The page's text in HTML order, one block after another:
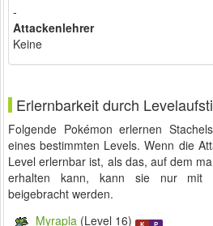
-
Attackenlehrer
Keine
Erlernbarkeit durch
Folgende Pokémon erlernen
eines bestimmten Levels. Wenn die
Level erlernbar ist, als das, auf dem
erhalten kann, kann sie nur mit
beigebracht werden.
Myrapla (Level 16)